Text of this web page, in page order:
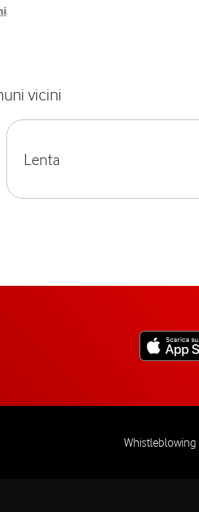
.
vicini
Lenta
Whistleblowing